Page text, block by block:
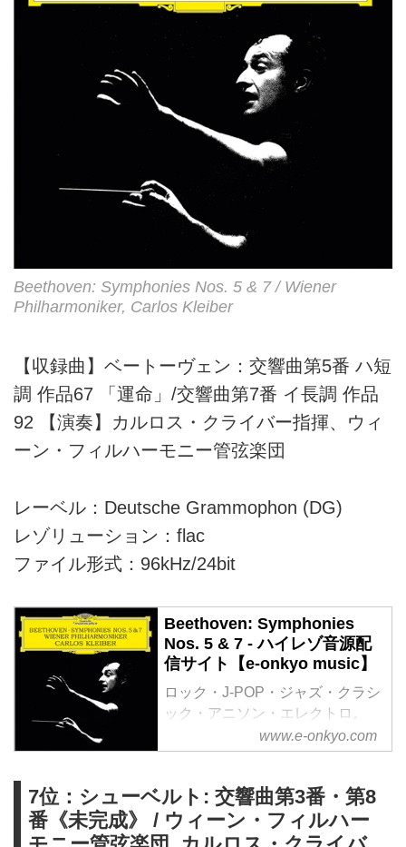
Beethoven: Symphonies Nos. 5 & 7 / Wiener
Philharmoniker, Carlos Kleiber
【収録曲】ベートーヴェン：交響曲第5番 ハ短
調 作品67 「運命」/交響曲第7番 イ長調 作品
92 【演奏】カルロス・クライバー指揮、ウィ
ーン・フィルハーモニー管弦楽団
レーベル：Deutsche Grammophon (DG)
レゾリューション：flac
ファイル形式：96kHz/24bit
Beethoven: Symphonies
Nos. 5 & 7 - ハイレゾ音源配
信サイト【e-onkyo music】
ロック・J-POP・ジャズ・クラシ
ック・アニソン・エレクトロ。
様々なジャンルをハイレゾで配信
中。WAV・flac・DSDなど各種フ
聴くならe-onkyo music！
www.e-onkyo.com
7位：シューベルト: 交響曲第3番・第8
番《未完成》 / ウィーン・フィルハー